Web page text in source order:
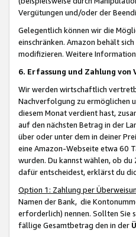
Vergütungen und/oder der
Gelegentlich können wir die
einschränken. Amazon behält
modifizieren. Weitere
6. Erfassung und Zahlung von
Wir werden wirtschaftlich
Nachverfolgung zu ermöglichen
diesem Monat verdient hast,
auf den nächsten Betrag in der
über oder unter dem in deiner
eine Amazon-Webseite etwa 60
wurden. Du kannst wählen, ob
dafür entscheidest, erklärst du
Option 1: Zahlung per
Namen der Bank, die
erforderlich) nennen. Sollten Sie
fällige Gesamtbetrag den in der